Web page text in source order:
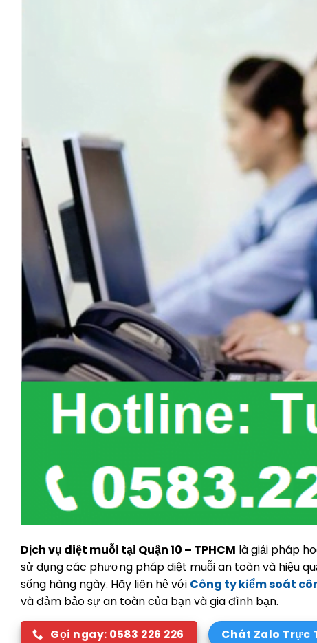
Dịch vụ diệt muỗi tại Quận 10 – TPHCM là giải pháp
sử dụng các phương pháp diệt muỗi an toàn và hiệu
sống hàng ngày. Hãy liên hệ với Công ty kiểm soát
và đảm bảo sự an toàn của bạn và gia đình bạn.
Gọi ngay: 0583 226 226 Chát Zalo Trực